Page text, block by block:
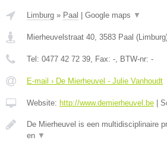
Limburg » Paal | Google maps ▼
Mierheuvelstraat 40 3583 Paal (Limburg
Tel: 0477 42 72 39 , Fax: - , BTW-nr: -
E-mail › De Mierheuvel - Julie Vanhoudt
Website: http://www.demierheuvel.be |
De Mierheuvel is een multidisciplinaire
en ▼